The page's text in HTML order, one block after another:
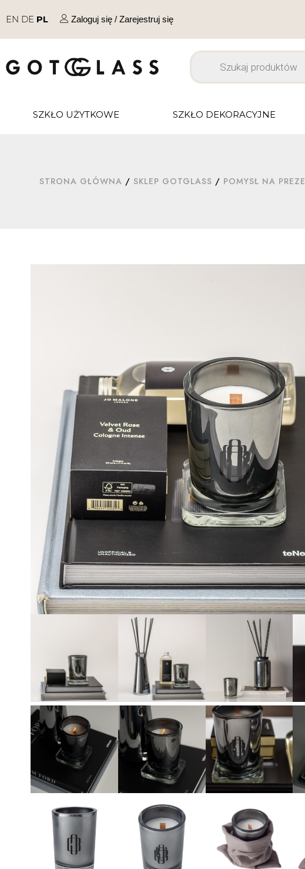
EN DE PL Zaloguj się / Zarejestruj się
SZKŁO UŻYTKOWE SZKŁO DEKORACYJNE
STRONA GŁÓWNA / SKLEP GOTGLASS / POMYSŁ NA